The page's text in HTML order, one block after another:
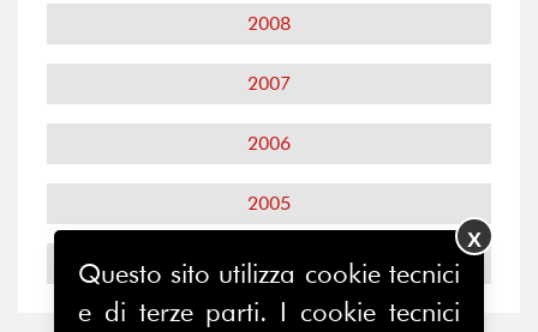
2008
2007
2006
2005
2004
Questo sito utilizza cookie tecnici
e di terze parti. I cookie tecnici
X